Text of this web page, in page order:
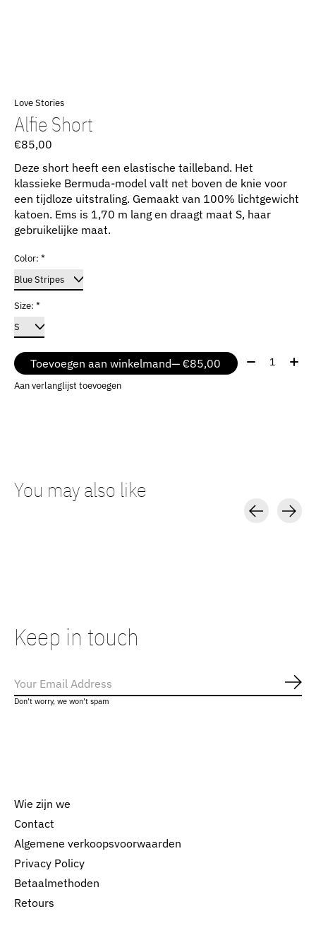
Love Stories
Alfie Short
€85,00
Deze short heeft een elastische tailleband. Het
klassieke Bermuda-model valt net boven de knie voor
een tijdloze uitstraling. Gemaakt van 100% lichtgewicht
katoen. Ems is 1,70 m lang en draagt ​​maat S, haar
gebruikelijke maat.
Color: *
Size: *
Toevoegen aan winkelmand — €85,00 Aantal:
Aan verlanglijst toevoegen
You may also like
Keep in touch
Don’t worry, we won’t spam
Wie zijn we
Contact
Algemene verkoopsvoorwaarden
Privacy Policy
Betaalmethoden
Retours